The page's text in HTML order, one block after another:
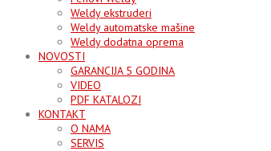
Weldy ekstruderi
Weldy automatske mašine
Weldy dodatna oprema
NOVOSTI
GARANCIJA 5 GODINA
VIDEO
PDF KATALOZI
KONTAKT
O NAMA
SERVIS